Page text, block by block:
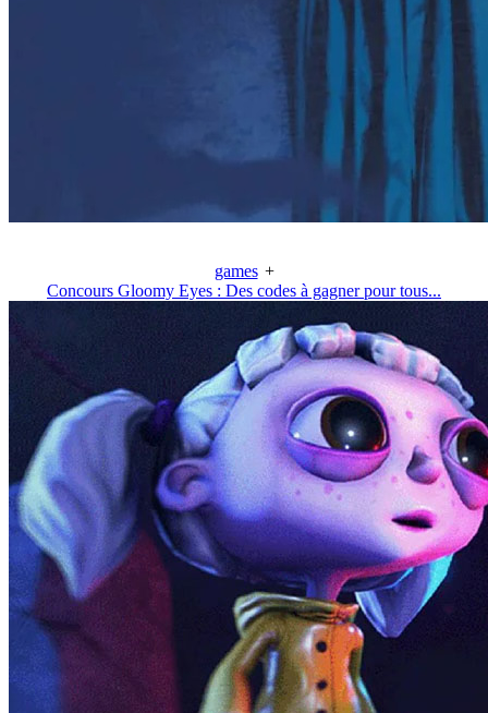
games +
Concours Gloomy Eyes : Des codes à gagner pour tous...